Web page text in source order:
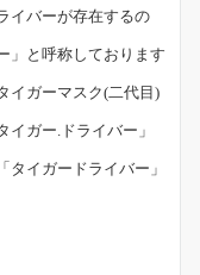
イバーが存在するの
」と呼称しております
イガーマスク(二代目)
ガー.ドライバー」
イガードライバー」